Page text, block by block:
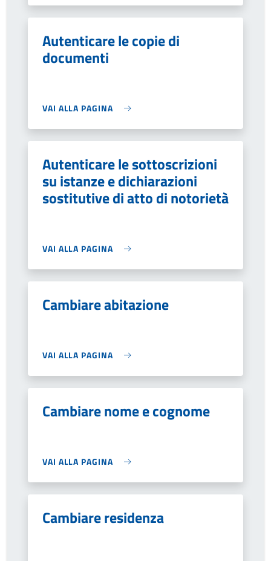
Autenticare le copie di
documenti
VAI ALLA PAGINA
Autenticare le sottoscrizioni
su istanze e dichiarazioni
sostitutive di atto di notorietà
VAI ALLA PAGINA
Cambiare abitazione
VAI ALLA PAGINA
Cambiare nome e cognome
VAI ALLA PAGINA
Cambiare residenza